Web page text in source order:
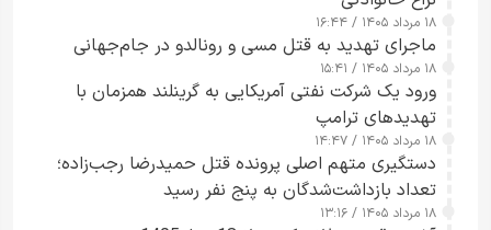
۱۸ مرداد ۱۴۰۵ / ۱۶:۴۴
ماجرای تهدید به قتل مسی و رونالدو در جام‌جهانی
۱۸ مرداد ۱۴۰۵ / ۱۵:۴۱
ورود یک شرکت نفتی آمریکایی به گرینلند همزمان با
تهدیدهای ترامپ
۱۸ مرداد ۱۴۰۵ / ۱۴:۴۷
دستگیری متهم اصلی پرونده قتل حمیدرضا رجب‌زاده؛
تعداد بازداشت‌شدگان به پنج نفر رسید
۱۸ مرداد ۱۴۰۵ / ۱۳:۱۶